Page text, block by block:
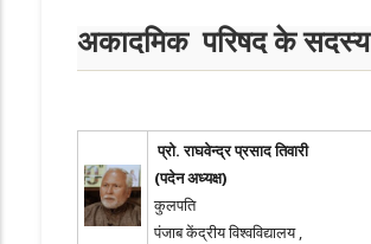
अकादमिक परिषद के सदस्य
प्रो. राघवेन्द्र प्रसाद तिवारी
(पदेन अध्यक्ष)
कुलपति
पंजाब केंद्रीय विश्वविद्यालय ,